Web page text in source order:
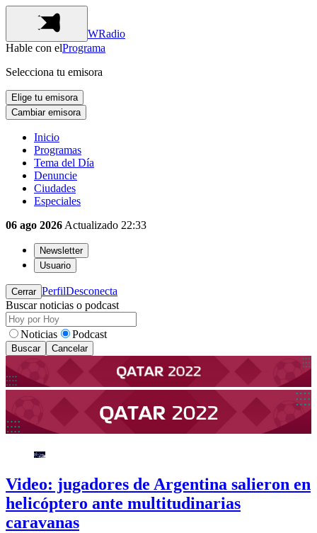
WRadio
Hable con elPrograma
Selecciona tu emisora
Elige tu emisora
Cambiar emisora
Inicio
Programas
Tema del Día
Denuncie
Ciudades
Especiales
06 ago 2026 Actualizado 22:33
Newsletter
Usuario
Cerrar PerfilDesconecta
Buscar noticias o podcast
Noticias Podcast
Buscar Cancelar
Video: jugadores de Argentina salieron en
helicóptero ante multitudinarias
caravanas